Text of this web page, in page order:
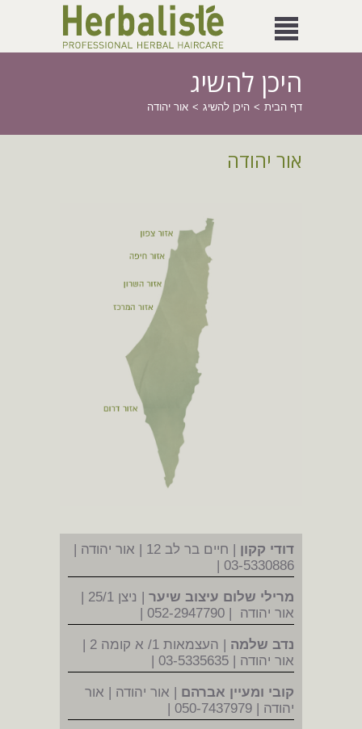
היכן להשיג
דף הבית היכן להשיג אור יהודה
אור יהודה
דודי קקון
| חיים בר לב 12 | אור יהודה |
03-5330886 |
מרילי שלום עיצוב שיער
אור יהודה | 052-2947790 |
נדב שלמה
אור יהודה | 03-5335635 |
קובי ומעיין אברהם | אור יהודה | אור
יהודה | 050-7437979 |